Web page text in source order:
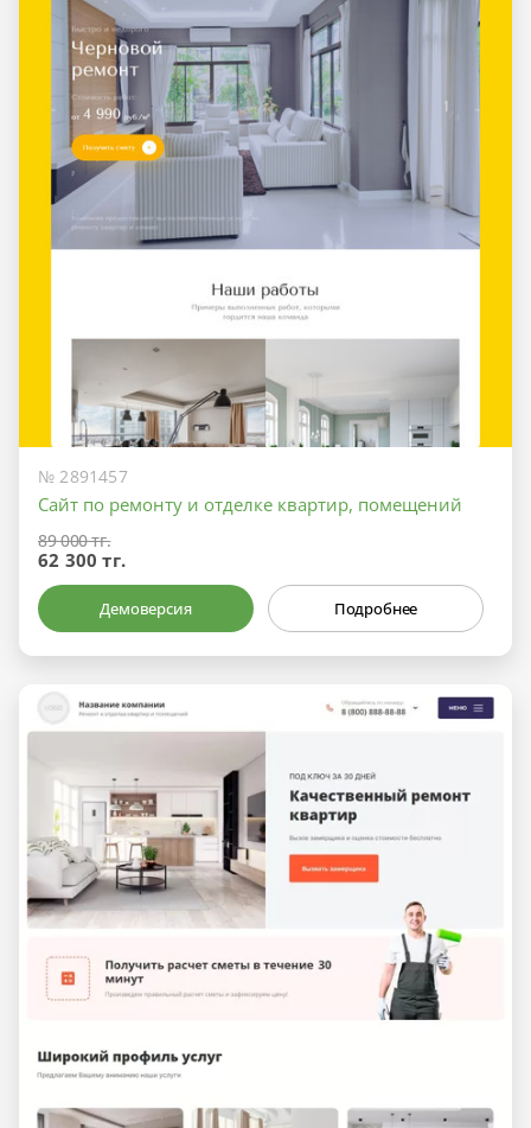
№ 2891457
Сайт по ремонту и отделке квартир, помещений
89 000 тг.
62 300 тг.
Демоверсия Подробнее